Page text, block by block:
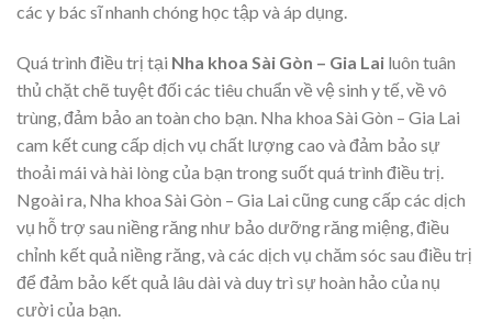
các y bác sĩ nhanh chóng học tập và áp dụng.
Quá trình điều trị tại Nha khoa Sài Gòn – Gia Lai luôn tuân
thủ chặt chẽ tuyệt đối các tiêu chuẩn về vệ sinh y tế, về vô
trùng, đảm bảo an toàn cho bạn. Nha khoa Sài Gòn – Gia Lai
cam kết cung cấp dịch vụ chất lượng cao và đảm bảo sự
thoải mái và hài lòng của bạn trong suốt quá trình điều trị.
Ngoài ra, Nha khoa Sài Gòn – Gia Lai cũng cung cấp các dịch
vụ hỗ trợ sau niềng răng như bảo dưỡng răng miệng, điều
chỉnh kết quả niềng răng, và các dịch vụ chăm sóc sau điều trị
để đảm bảo kết quả lâu dài và duy trì sự hoàn hảo của nụ
cười của bạn.